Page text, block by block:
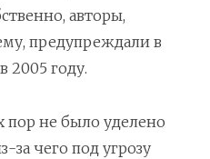
авторы,
предупреждали в
2005 году.
пор не было уделено
чего под угрозу